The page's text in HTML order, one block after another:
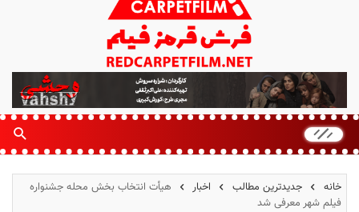
ر
ش
ر
م
ز
خانه جدیدترین مطالب اخبار
هیأت انتخاب بخش محله جشنواره
فیلم شهر معرفی شد